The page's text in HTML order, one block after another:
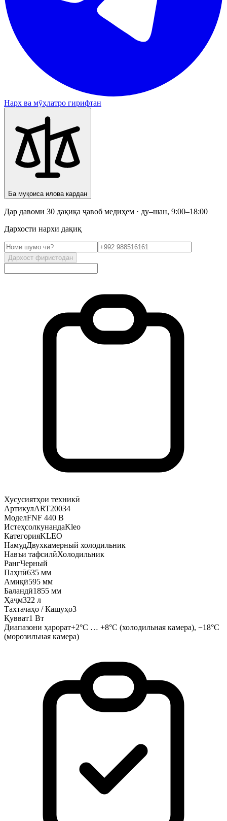
Нарх ва мӯҳлатро гирифтан
Ба муқоиса илова кардан
Дар давоми 30 дақиқа ҷавоб медиҳем · ду–шан, 9:00–18:00
Дархости нархи дақиқ
Дархост фиристодан
Хусусиятҳои техникӣ
АртикулART20034
МоделFNF 440 B
ИстеҳсолкунандаKleo
КатегорияKLEO
НамудДвухкамерный холодильник
Навъи тафсилӣХолодильник
РангЧерный
Паҳнӣ635 мм
Амиқӣ595 мм
Баландӣ1855 мм
Ҳаҷм322 л
Тахтачаҳо / Кашуҳо3
Қувват1 Вт
Диапазони ҳарорат+2°C … +8°C (холодильная камера), −18°C
(морозильная камера)